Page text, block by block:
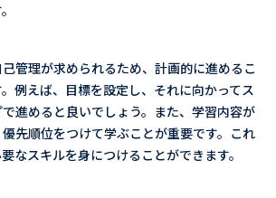
管理が求められるため、計画的に進めるこ
例えば、目標を設定し、それに向かってス
進めると良いでしょう。また、学習内容が
先順位をつけて学ぶことが重要です。これ
なスキルを身につけることができます。